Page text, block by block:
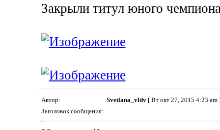
Закрыли титул юного
Автор: Svetlana_vldv[ Вт окт 27, 2015 4:23 am
Заголовок сообщения: